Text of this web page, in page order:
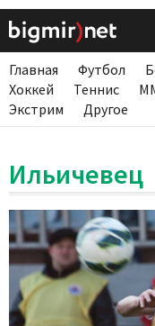
Главная Футбол
Хоккей
Теннис
Экстрим
Другое
Ильичевец